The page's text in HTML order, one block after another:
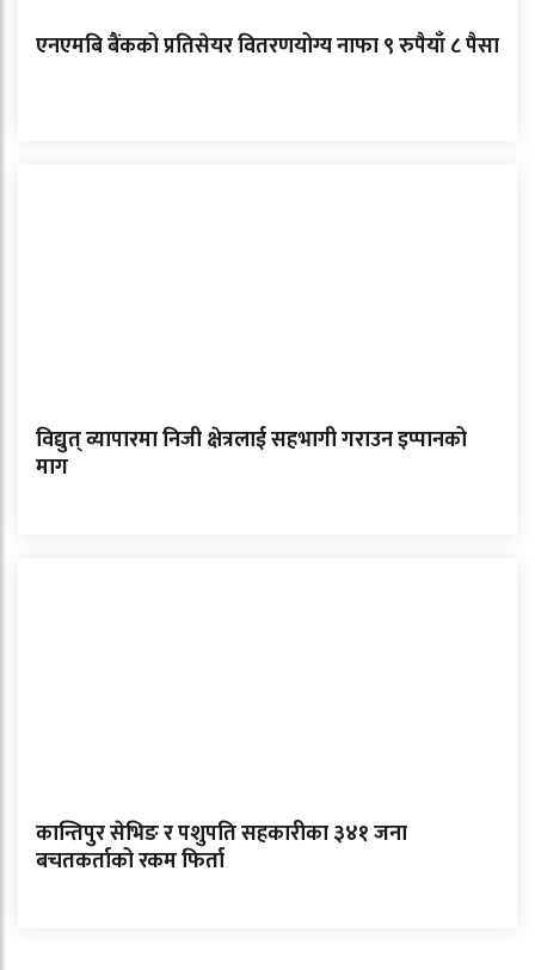
एनएमबि बैंकको प्रतिसेयर वितरणयोग्य नाफा ९ रुपैयाँ ८ पैसा
विद्युत् व्यापारमा निजी क्षेत्रलाई सहभागी गराउन इप्पानको
माग
कान्तिपुर सेभिङ र पशुपति सहकारीका ३४१ जना
बचतकर्ताको रकम फिर्ता